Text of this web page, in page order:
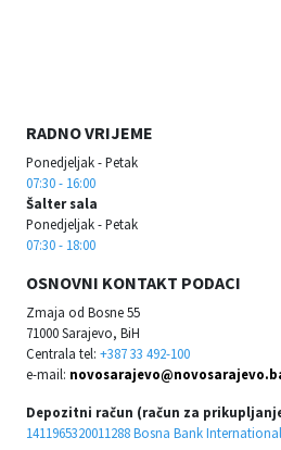
RADNO VRIJEME
Ponedjeljak - Petak
07:30 - 16:00
Šalter sala
Ponedjeljak - Petak
07:30 - 18:00
OSNOVNI KONTAKT PODACI
Zmaja od Bosne 55
71000 Sarajevo, BiH
Centrala tel: +387 33 492-100
e-mail:
Depozitni račun (račun za
1411965320011288 Bosna Bank